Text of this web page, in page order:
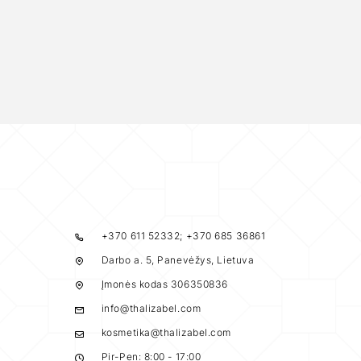
+370 611 52332; +370 685 36861
Darbo a. 5, Panevėžys, Lietuva
Įmonės kodas 306350836
info@thalizabel.com
kosmetika@thalizabel.com
Pir-Pen: 8:00 - 17:00